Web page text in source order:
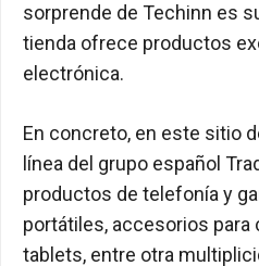
sorprende de Techinn es
tienda ofrece productos
electrónica.
En concreto, en este sitio
línea del grupo español
productos de telefonía y
portátiles, accesorios para
tablets, entre otra